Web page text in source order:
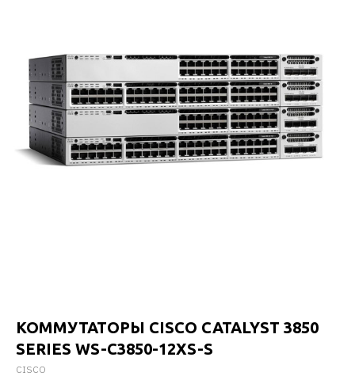
КОММУТАТОРЫ CISCO CATALYST 3850
SERIES WS-C3850-12XS-S
CISCO